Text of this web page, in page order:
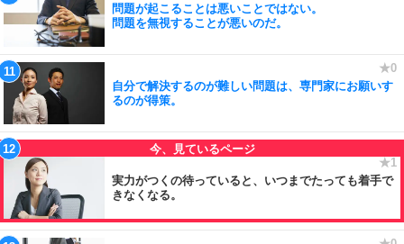
問題が起こることは悪いことではない。
問題を無視することが悪いのだ。
自分で解決するのが難しい問題は、専門家にお願いす
るのが得策。
実力がつくの待っていると、いつまでたっても着手で
きなくなる。